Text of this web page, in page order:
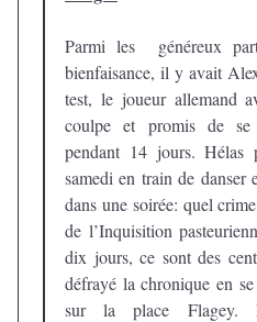
Parmi les généreux
bienfaisance, il y avait
test, le joueur allemand
coulpe et promis de se
pendant 14 jours.
samedi en train de danser
dans une soirée: quel
de l’Inquisition
dix jours, ce sont des
défrayé la chronique en
sur la place Flagey.